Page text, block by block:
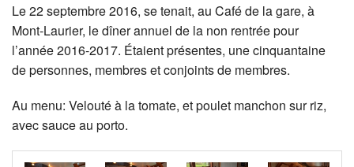
Le 22 septembre 2016, se tenait, au Café de la gare, à
Mont-Laurier, le dîner annuel de la non rentrée pour
l’année 2016-2017. Étaient présentes, une cinquantaine
de personnes, membres et conjoints de membres.
Au menu: Velouté à la tomate, et poulet manchon sur riz,
avec sauce au porto.